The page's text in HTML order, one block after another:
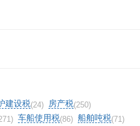
个好？
的营业时间是几点到几
建设税(24) 房产税(250)
车船使用税(86) 船舶吨税(71)